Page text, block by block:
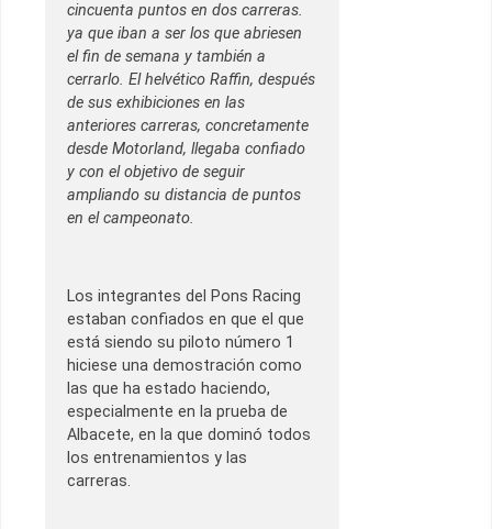
cincuenta puntos en dos carreras.
ya que iban a ser los que abriesen
el fin de semana y también a
cerrarlo. El helvético Raffin, después
de sus exhibiciones en las
anteriores carreras, concretamente
desde Motorland, llegaba confiado
y con el objetivo de seguir
ampliando su distancia de puntos
en el campeonato.
Los integrantes del Pons Racing
estaban confiados en que el que
está siendo su piloto número 1
hiciese una demostración como
las que ha estado haciendo,
especialmente en la prueba de
Albacete, en la que dominó todos
los entrenamientos y las
carreras.